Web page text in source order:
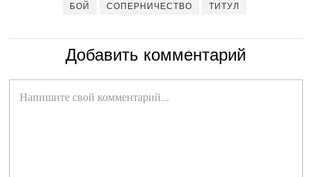
БОЙ СОПЕРНИЧЕСТВО ТИТУЛ
Добавить комментарий